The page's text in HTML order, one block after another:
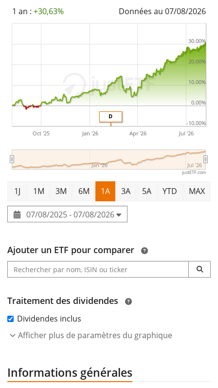
1 an : +30,63% Données au 07/08/2026
D
Oct '25 Jan '26 Apr '26 Jul '26
Jan '26 Jul '26
-10.00%
0.00%
10.00%
20.00%
30.00%
justETF.com
1J 1M 3M 6M 1A 3A 5A YTD MAX
07/08/2025 - 07/08/2026
Ajouter un ETF pour comparer
Traitement des dividendes
Dividendes inclus
Afficher plus de paramètres du graphique
Informations générales